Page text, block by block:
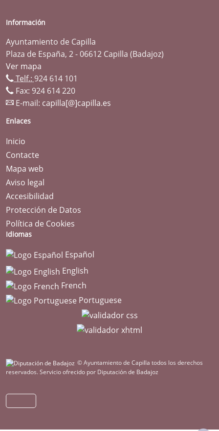
Información
Ayuntamiento de Capilla
Plaza de España, 2 - 06612 Capilla (Badajoz)
Ver mapa
Telf.: 924 614 101
Fax: 924 614 220
E-mail: capilla[@]capilla.es
Enlaces
Inicio
Contacte
Mapa web
Aviso legal
Accesibilidad
Protección de Datos
Política de Cookies
Idiomas
Español
English
French
Portuguese
© Ayuntamiento de Capilla todos los derechos
reservados.Servicio ofrecido por Diputación de Badajoz